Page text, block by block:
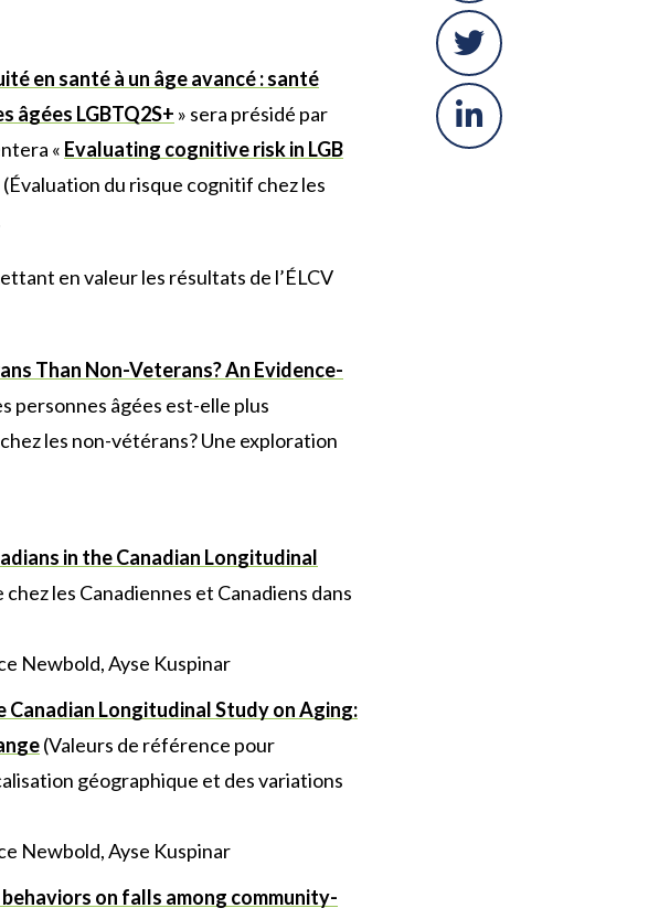
en santé à un âge avancé : santé
âgées LGBTQ2S+ » sera présidé par
« Evaluating cognitive risk in LGB
(Évaluation du risque cognitif chez les
en valeur les résultats de l’ÉLCV
Than Non-Veterans? An Evidence-
personnes âgées est-elle plus
les non-vétérans? Une exploration
in the Canadian Longitudinal
les Canadiennes et Canadiens dans
Newbold, Ayse Kuspinar
Longitudinal Study on Aging:
(Valeurs de référence pour
géographique et des variations
Newbold, Ayse Kuspinar
on falls among community-